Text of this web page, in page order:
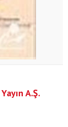
A.Ş.